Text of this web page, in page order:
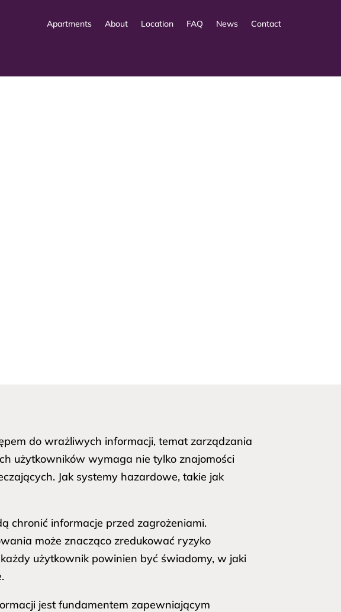
Apartments About Location FAQ News Contact
do wrażliwych informacji, temat zarządzania
użytkowników wymaga nie tylko znajomości
Jak systemy hazardowe, takie jak
chronić informacje przed zagrożeniami.
może znacząco zredukować ryzyko
użytkownik powinien być świadomy, w jaki
jest fundamentem zapewniającym